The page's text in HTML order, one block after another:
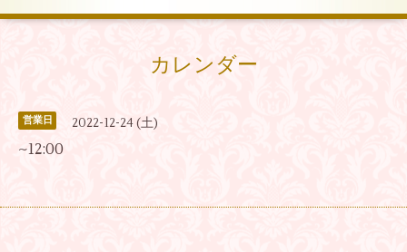
カレンダー
営業日 2022-12-24 (土)
~12:00